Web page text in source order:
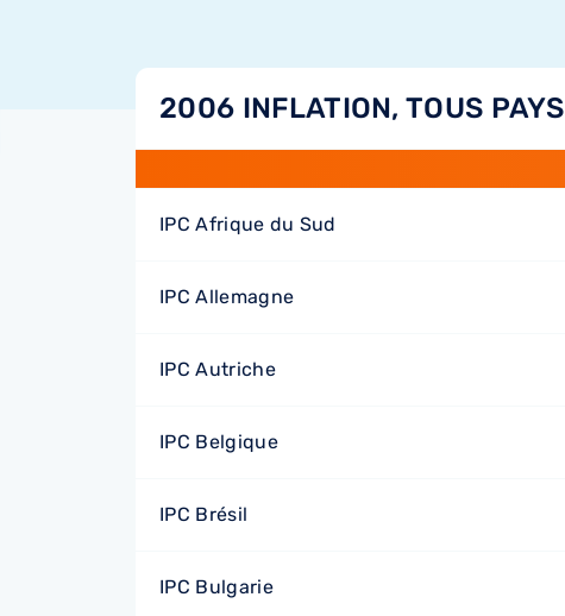
2006 INFLATION, TOUS PAYS
IPC Afrique du Sud
IPC Allemagne
IPC Autriche
IPC Belgique
IPC Brésil
IPC Bulgarie